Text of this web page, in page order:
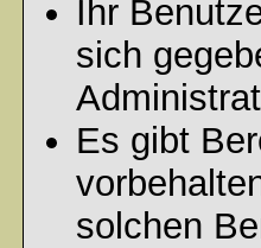
Ihr
sich
Es gibt
solchen